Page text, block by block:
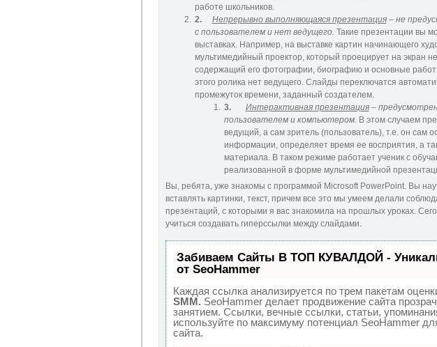
работе школьников.
2. Непрерывно выполняющаяся презентация– не
с пользователем и нет ведущего. Такие презентации вы
выставках. Например, на выставке картин начинающего
мультимедийный проектор, который проецирует на экран
содержащий его фотографии, биографию и основные
этого ролика нет ведущего. Слайды переключатся
промежуток времени, заданный создателем.
3. Интерактивная презентация–
пользователем и компьютером. В этом случаем
ведущий, а сам зритель (пользователь), т.е. он сам
информации, определяет время ее восприятия, а
материала. В таком режиме работает ученик с
реализованной в форме мультимедийной
Вы, ребята, уже знакомы с программой Microsoft PowerPoint. Вы
вставлять картинки, текст, причем все это мы умеем делали
презентаций, с которыми я вас знакомила на прошлых уроках.
учиться создавать гиперссылки между слайдами.
Забиваем Сайты В ТОП КУВАЛДОЙ -
от SeoHammer
Каждая ссылка анализируется по трем пакетам
SMM. SeoHammer делает продвижение сайта
занятием. Ссылки, вечные ссылки, статьи,
используйте по максимуму потенциал SeoHammer
сайта.